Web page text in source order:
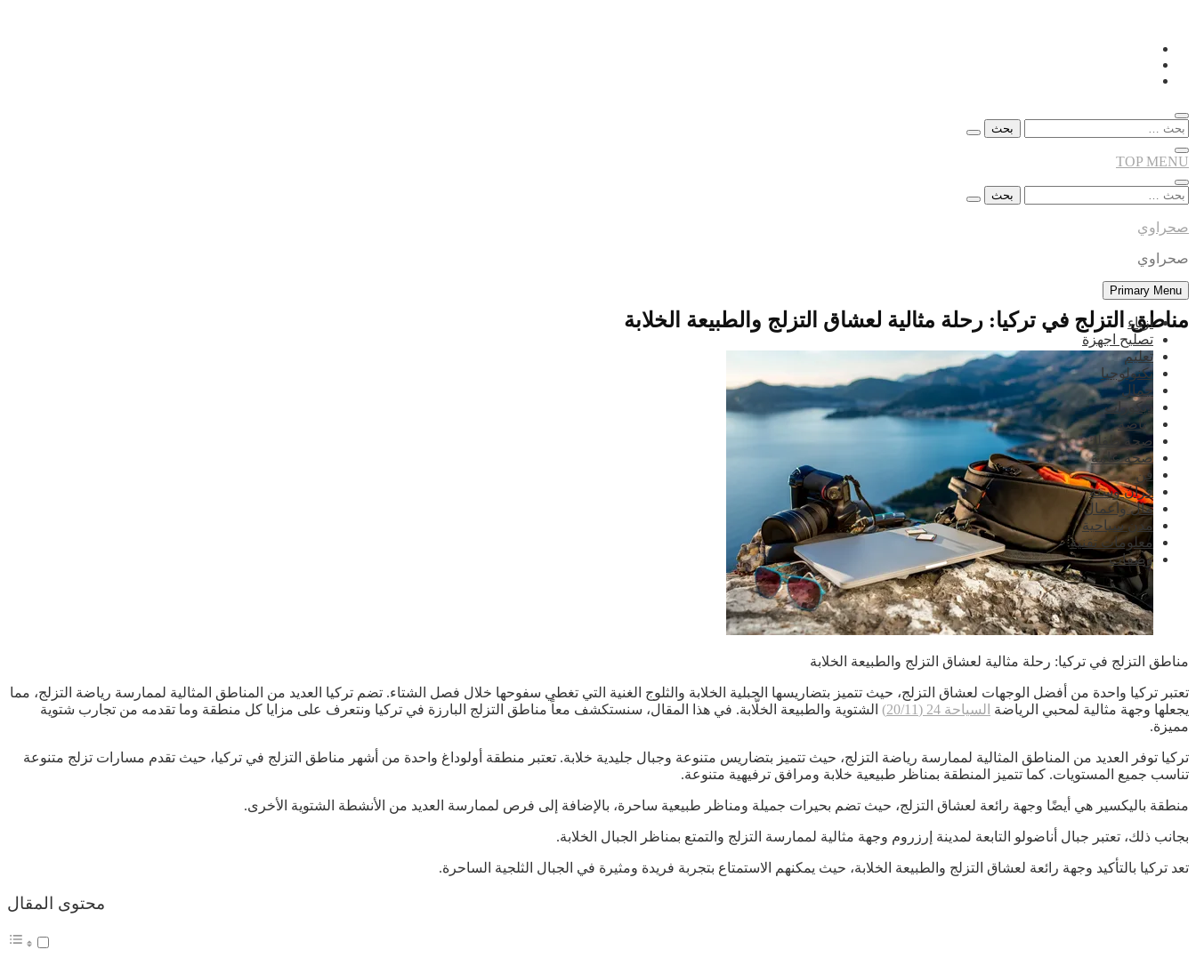
Skip
content
البحث
TOP MENU
البحث
صحراوي
صحراوي
Primary Menu
ازياء
تصليح اجهزة
تعليم
تكنولوجيا
جمال
ديكورات
رياضة
صحة طفلك
صحة عامة
فن
قرآن وسنة
مال واعمال
مدن سياحية
معلومات تقنية
وصفات
مناطق التزلج في تركيا: رحلة مثالية لعشاق التزلج والطبيعة الخلابة
مناطق التزلج في تركيا: رحلة مثالية لعشاق التزلج والطبيعة الخلابة
تعتبر تركيا واحدة من أفضل الوجهات لعشاق التزلج، حيث تتميز بتضاريسها الجبلية الخلابة والثلوج الغنية التي تغطي سفوحها خلال فصل الشتاء. تضم تركيا العديد من المناطق المثالية لممارسة رياضة التزلج، مما
يجعلها وجهة مثالية لمحبي الرياضة السياحة 24 (20/11)
الشتوية والطبيعة الخلّابة. في هذا المقال، سنستكشف معاً مناطق التزلج البارزة في تركيا ونتعرف على مزايا كل منطقة وما تقدمه من تجارب شتوية
مميزة.
تركيا توفر العديد من المناطق المثالية لممارسة رياضة التزلج، حيث تتميز بتضاريس متنوعة وجبال جليدية خلابة. تعتبر منطقة أولوداغ واحدة من أشهر مناطق التزلج في تركيا، حيث تقدم مسارات تزلج متنوعة
تناسب جميع المستويات. كما تتميز المنطقة بمناظر طبيعية خلابة ومرافق ترفيهية متنوعة.
منطقة باليكسير هي أيضًا وجهة رائعة لعشاق التزلج، حيث تضم بحيرات جميلة ومناظر طبيعية ساحرة، بالإضافة إلى فرص لممارسة العديد من الأنشطة الشتوية الأخرى.
بجانب ذلك، تعتبر جبال أناضولو التابعة لمدينة إرزروم وجهة مثالية لممارسة التزلج والتمتع بمناظر الجبال الخلابة.
تعد تركيا بالتأكيد وجهة رائعة لعشاق التزلج والطبيعة الخلابة، حيث يمكنهم الاستمتاع بتجربة فريدة ومثيرة في الجبال الثلجية الساحرة.
محتوى المقال